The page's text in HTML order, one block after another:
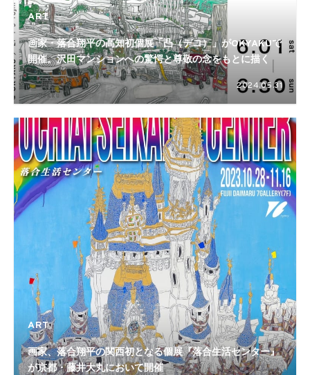
ART
画家・落合翔平の高知初個展「凸（デコ）」がOKYAKUで
開催。沢田マンションへの驚愕と尊敬の念をもとに描く
2024.05.31
ART
画家、落合翔平の関西初となる個展『落合生活センター』
が京都・藤井大丸において開催